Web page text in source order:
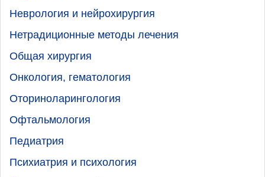
Неврология и нейрохирургия
Нетрадиционные методы лечения
Общая хирургия
Онкология, гематология
Оториноларингология
Офтальмология
Педиатрия
Психиатрия и психология